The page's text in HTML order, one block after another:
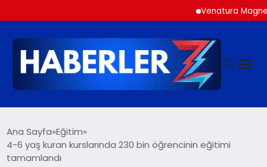
Venatura
SIYASET
Ana Sayfa Eğitim
4-6 yaş kuran kurslarında 230 bin öğrencinin eğitimi
tamamlandı